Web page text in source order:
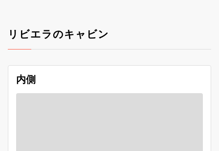
リビエラのキャビン
内側